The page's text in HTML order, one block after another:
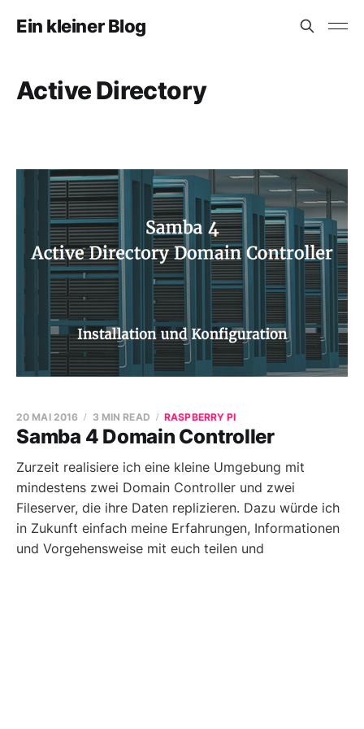
Ein kleiner Blog
Active Directory
Samba 4 Domain Controller
20 MAI 2016 3 MIN READ RASPBERRY PI
Zurzeit realisiere ich eine kleine Umgebung mit
mindestens zwei Domain Controller und zwei
Fileserver, die ihre Daten replizieren. Dazu würde ich
in Zukunft einfach meine Erfahrungen, Informationen
und Vorgehensweise mit euch teilen und